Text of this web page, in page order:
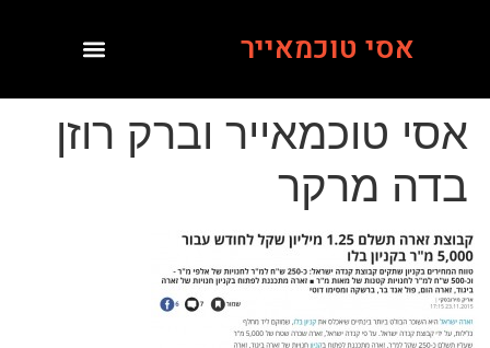
אסי טוכמאייר
אסי טוכמאייר וברק רוזן
בדה מרקר